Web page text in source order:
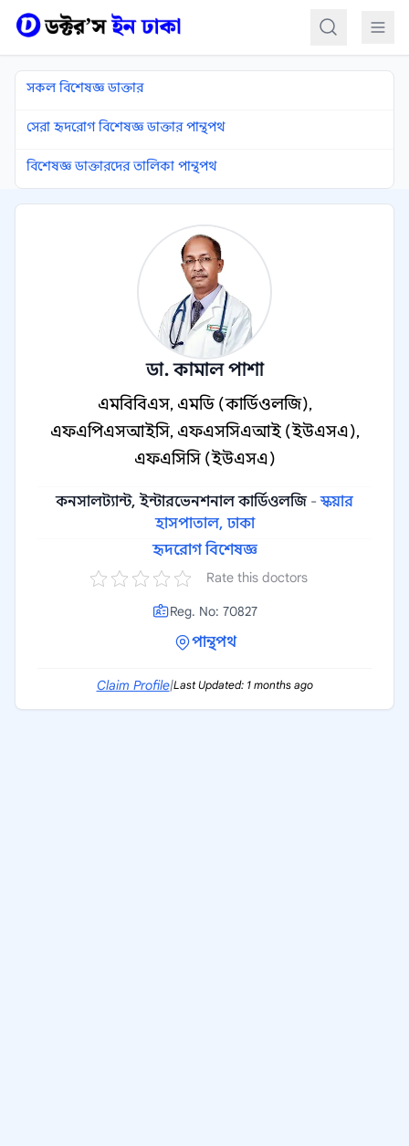
সকল বিশেষজ্ঞ ডাক্তার
সেরা হৃদরোগ বিশেষজ্ঞ ডাক্তার পান্থপথ
বিশেষজ্ঞ ডাক্তারদের তালিকা পান্থপথ
ডা. কামাল পাশা
এমবিবিএস, এমডি (কার্ডিওলজি),
এফএপিএসআইসি, এফএসসিএআই (ইউএসএ),
এফএসিসি (ইউএসএ)
কনসালট্যান্ট, ইন্টারভেনশনাল কার্ডিওলজি -স্কয়ার
হাসপাতাল, ঢাকা
হৃদরোগ বিশেষজ্ঞ
Rate this doctors
Reg. No: 70827
পান্থপথ
Claim Profile|Last Updated: 1 months ago